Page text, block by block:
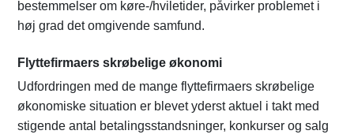
bestemmelser om køre-/hviletider, påvirker problemet i
høj grad det omgivende samfund.
Flyttefirmaers skrøbelige økonomi
Udfordringen med de mange flyttefirmaers skrøbelige
økonomiske situation er blevet yderst aktuel i takt med
stigende antal betalingsstandsninger, konkurser og salg